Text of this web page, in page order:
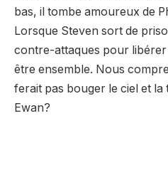
bas, il tombe amoureux de
Lorsque Steven sort de
contre-attaques pour libérer
être ensemble. Nous
ferait pas bouger le ciel et
Ewan?